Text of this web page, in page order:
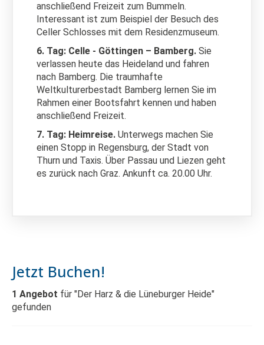
anschließend Freizeit zum Bummeln.
Interessant ist zum Beispiel der Besuch des
Celler Schlosses mit dem Residenzmuseum.
6. Tag: Celle - Göttingen – Bamberg. Sie
verlassen heute das Heideland und fahren
nach Bamberg. Die traumhafte
Weltkulturerbestadt Bamberg lernen Sie im
Rahmen einer Bootsfahrt kennen und haben
anschließend Freizeit.
7. Tag: Heimreise. Unterwegs machen Sie
einen Stopp in Regensburg, der Stadt von
Thurn und Taxis. Über Passau und Liezen geht
es zurück nach Graz. Ankunft ca. 20.00 Uhr.
Jetzt Buchen!
1 Angebot für "Der Harz & die Lüneburger Heide"
gefunden